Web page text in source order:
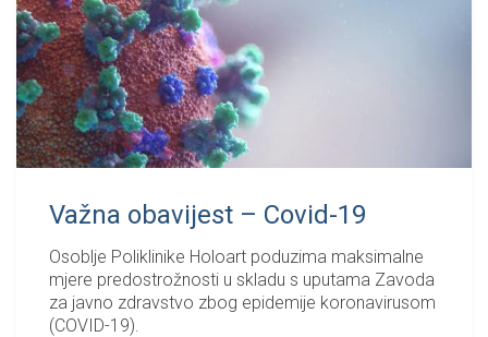
Važna obavijest – Covid-19
Osoblje Poliklinike Holoart poduzima maksimalne
mjere predostrožnosti u skladu s uputama Zavoda
za javno zdravstvo zbog epidemije koronavirusom
(COVID-19).